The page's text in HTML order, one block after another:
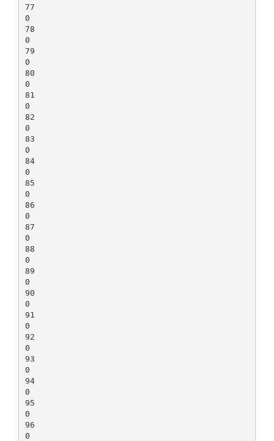
77
0
78
0
79
0
80
0
81
0
82
0
83
0
84
0
85
0
86
0
87
0
88
0
89
0
90
0
91
0
92
0
93
0
94
0
95
0
96
0